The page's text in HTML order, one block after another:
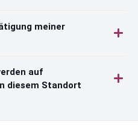
meiner
auf
diesem Standort